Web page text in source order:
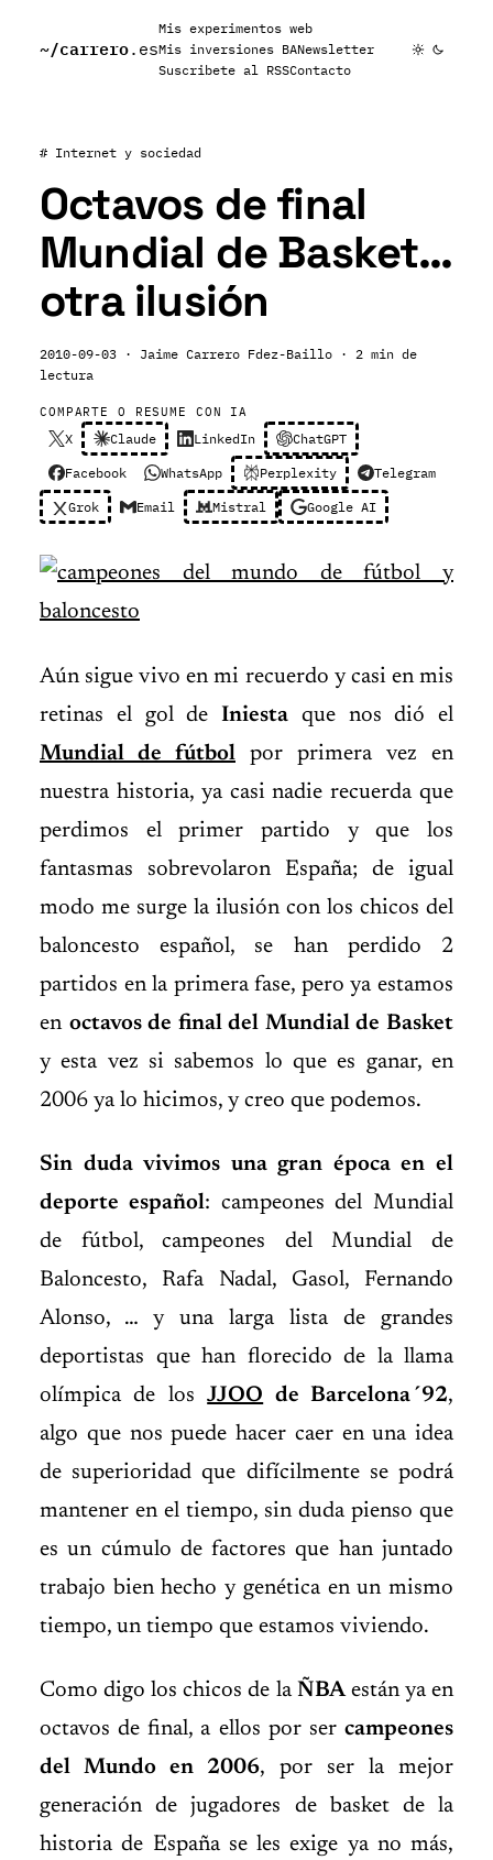
~/carrero.es
Mis experimentos web
Mis inversiones BANewsletter
Suscribete al RSSContacto
# Internet y sociedad
Octavos de final
Mundial de Basket…
otra ilusión
2010-09-03 · Jaime Carrero Fdez-Baillo · 2 min de
lectura
COMPARTE O RESUME CON IA
X Claude LinkedIn ChatGPT
Facebook WhatsApp Perplexity Telegram
Grok Email Mistral Google AI
Aún sigue vivo en mi recuerdo y casi en mis
retinas el gol de Iniesta que nos dió el
Mundial de fútbol por primera vez en
nuestra historia, ya casi nadie recuerda que
perdimos el primer partido y que los
fantasmas sobrevolaron España; de igual
modo me surge la ilusión con los chicos del
baloncesto español, se han perdido 2
partidos en la primera fase, pero ya estamos
en octavos de final del Mundial de Basket
y esta vez si sabemos lo que es ganar, en
2006 ya lo hicimos, y creo que podemos.
Sin duda vivimos una gran época en el
deporte español: campeones del Mundial
de fútbol, campeones del Mundial de
Baloncesto, Rafa Nadal, Gasol, Fernando
Alonso, … y una larga lista de grandes
deportistas que han florecido de la llama
olímpica de losJJOO de Barcelona´92,
algo que nos puede hacer caer en una idea
de superioridad que difícilmente se podrá
mantener en el tiempo, sin duda pienso que
es un cúmulo de factores que han juntado
trabajo bien hecho y genética en un mismo
tiempo, un tiempo que estamos viviendo.
Como digo los chicos de la ÑBAestán ya en
octavos de final, a ellos por ser campeones
del Mundo en 2006, por ser la mejor
generación de jugadores de basket de la
historia de España se les exige ya no más,